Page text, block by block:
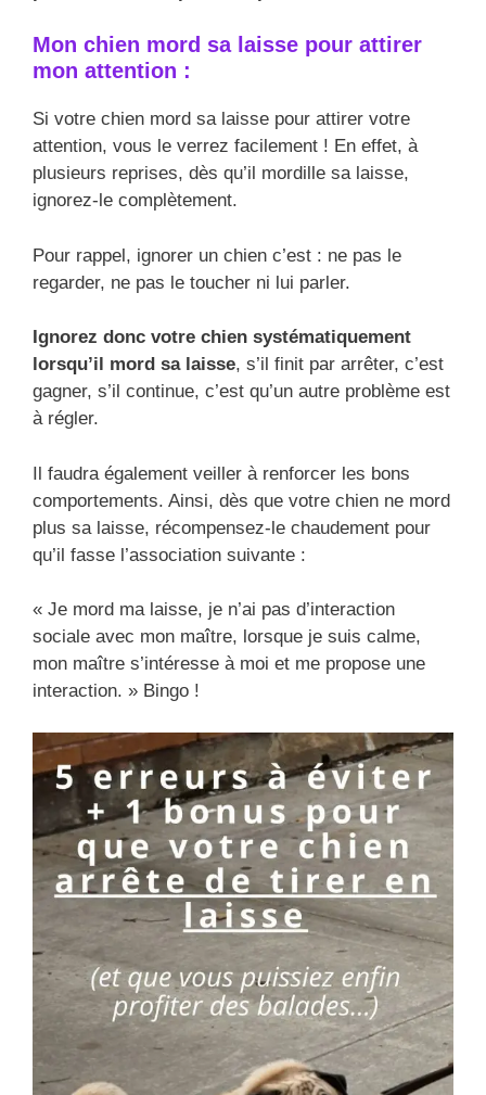
Mon chien mord sa laisse pour attirer
mon attention :
Si votre chien mord sa laisse pour attirer votre
attention, vous le verrez facilement ! En effet, à
plusieurs reprises, dès qu’il mordille sa laisse,
ignorez-le complètement.
Pour rappel, ignorer un chien c’est : ne pas le
regarder, ne pas le toucher ni lui parler.
Ignorez donc votre chien systématiquement
lorsqu’il mord sa laisse, s’il finit par arrêter, c’est
gagner, s’il continue, c’est qu’un autre problème est
à régler.
Il faudra également veiller à renforcer les bons
comportements. Ainsi, dès que votre chien ne mord
plus sa laisse, récompensez-le chaudement pour
qu’il fasse l’association suivante :
« Je mord ma laisse, je n’ai pas d’interaction
sociale avec mon maître, lorsque je suis calme,
mon maître s’intéresse à moi et me propose une
interaction. » Bingo !